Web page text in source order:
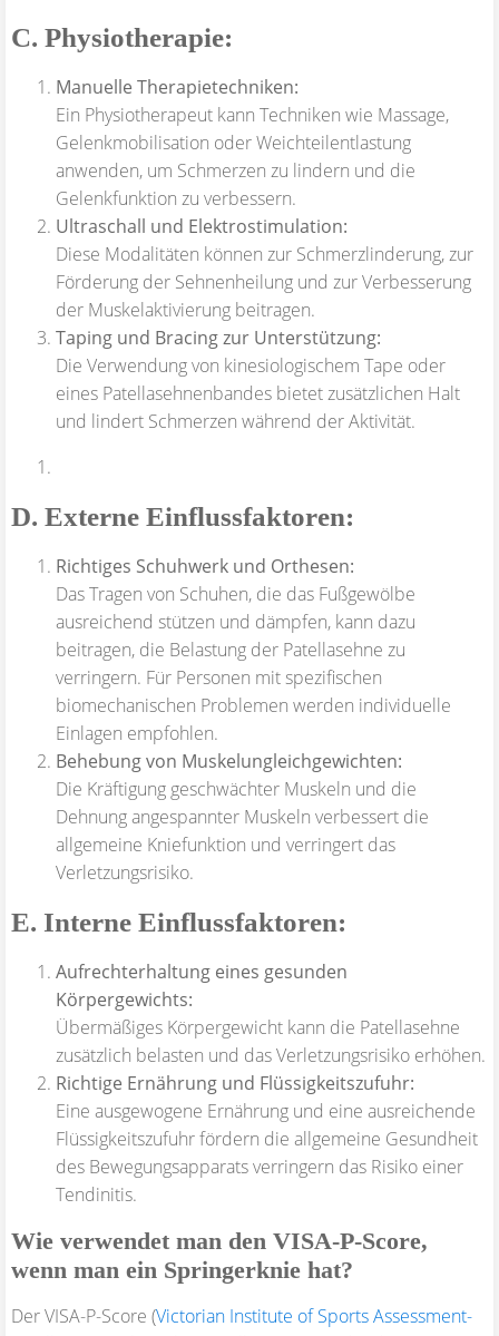
C. Physiotherapie:
Manuelle Therapietechniken:
Ein Physiotherapeut kann Techniken wie Massage,
Gelenkmobilisation oder Weichteilentlastung
anwenden, um Schmerzen zu lindern und die
Gelenkfunktion zu verbessern.
Ultraschall und Elektrostimulation:
Diese Modalitäten können zur Schmerzlinderung, zur
Förderung der Sehnenheilung und zur Verbesserung
der Muskelaktivierung beitragen.
Taping und Bracing zur Unterstützung:
Die Verwendung von kinesiologischem Tape oder
eines Patellasehnenbandes bietet zusätzlichen Halt
und lindert Schmerzen während der Aktivität.
D. Externe Einflussfaktoren:
Richtiges Schuhwerk und Orthesen:
Das Tragen von Schuhen, die das Fußgewölbe
ausreichend stützen und dämpfen, kann dazu
beitragen, die Belastung der Patellasehne zu
verringern. Für Personen mit spezifischen
biomechanischen Problemen werden individuelle
Einlagen empfohlen.
Behebung von Muskelungleichgewichten:
Die Kräftigung geschwächter Muskeln und die
Dehnung angespannter Muskeln verbessert die
allgemeine Kniefunktion und verringert das
Verletzungsrisiko.
E. Interne Einflussfaktoren:
Aufrechterhaltung eines gesunden
Körpergewichts:
Übermäßiges Körpergewicht kann die Patellasehne
zusätzlich belasten und das Verletzungsrisiko erhöhen.
Richtige Ernährung und Flüssigkeitszufuhr:
Eine ausgewogene Ernährung und eine ausreichende
Flüssigkeitszufuhr fördern die allgemeine Gesundheit
des Bewegungsapparats verringern das Risiko einer
Tendinitis.
Wie verwendet man den VISA-P-Score,
wenn man ein Springerknie hat?
Der VISA-P-Score (Victorian Institute of Sports Assessment-